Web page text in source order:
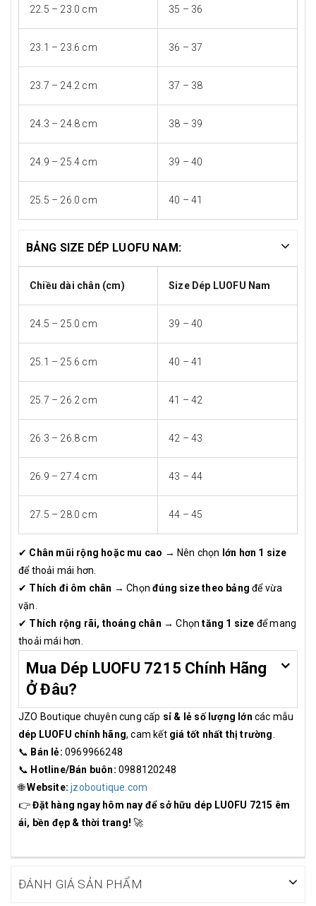
22.5 – 23.0 cm 35 – 36
23.1 – 23.6 cm 36 – 37
23.7 – 24.2 cm 37 – 38
24.3 – 24.8 cm 38 – 39
24.9 – 25.4 cm 39 – 40
25.5 – 26.0 cm 40 – 41
BẢNG SIZE DÉP LUOFU NAM:
Chiều dài chân (cm) Size Dép LUOFU Nam
24.5 – 25.0 cm 39 – 40
25.1 – 25.6 cm 40 – 41
25.7 – 26.2 cm 41 – 42
26.3 – 26.8 cm 42 – 43
26.9 – 27.4 cm 43 – 44
27.5 – 28.0 cm 44 – 45
✔ Chân mũi rộng hoặc mu cao → Nên chọn lớn hơn 1 size
để thoải mái hơn.
✔ Thích đi ôm chân → Chọnđúng size theo bảng để vừa
vặn.
✔ Thích rộng rãi, thoáng chân → Chọntăng 1 size để mang
thoải mái hơn.
Mua Dép LUOFU 7215 Chính Hãng
Ở Đâu?
JZO Boutique chuyên cung cấp sỉ & lẻ số lượng lớn các mẫu
dép LUOFU chính hãng, cam kết giá tốt nhất thị trường.
📞 Bán lẻ: 0969966248
📞 Hotline/Bán buôn: 0988120248
🌐Website: jzoboutique.com
👉Đặt hàng ngay hôm nay để sở hữu dép LUOFU 7215 êm
ái, bền đẹp & thời trang! 🚀
ĐÁNH GIÁ SẢN PHẨM